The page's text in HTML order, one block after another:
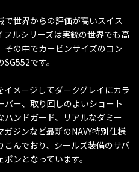
で世界からの評価が高いスイス
ルシリーズは実銃の世界でも高
の中でカービンサイズのコン
です。
メージしてダークグレイにカラ
ー、取り回しのよいショート
ンドガード、リアルなダミー
ジンなど最新のNAVY特別仕様
んでおり、シールズ装備のサバ
ンとなっています。